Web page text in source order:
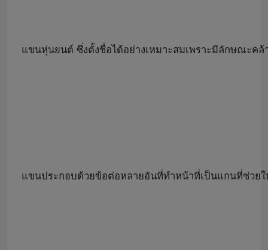
แขนหุ่นยนต์ ซึ่งตั้งชื่อได้อย่างเหมาะสมเพราะมีลักษณะค
แขนประกอบด้วยข้อต่อหลายอันที่ทำหน้าที่เป็นแกนที่ช่วย